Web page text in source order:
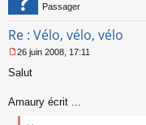
Passager
Re : Vélo, vélo, vélo
e
s
26 juin 2008, 17:11
Salut
Amaury écrit ...